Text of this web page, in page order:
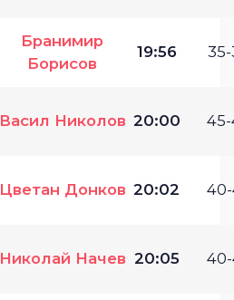
Бранимир
Борисов
19:56 35-
Васил Николов 20:00 45-
Цветан Донков 20:02 40-
Николай Начев 20:05 40-